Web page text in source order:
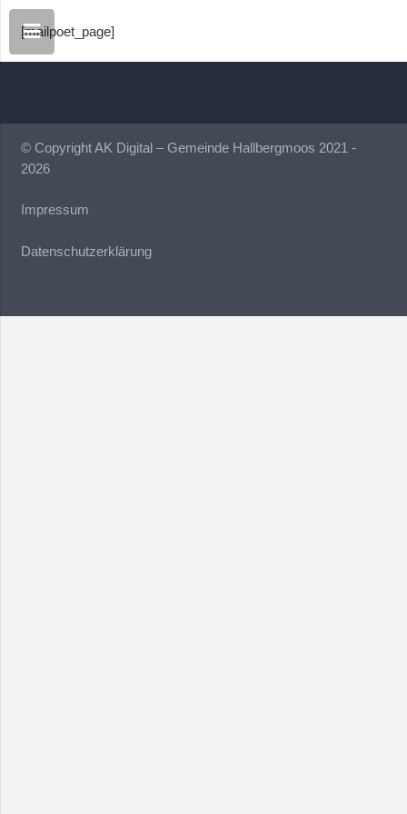
[mailpoet_page]
© Copyright AK Digital – Gemeinde Hallbergmoos 2021 -
2026
Impressum
Datenschutzerklärung